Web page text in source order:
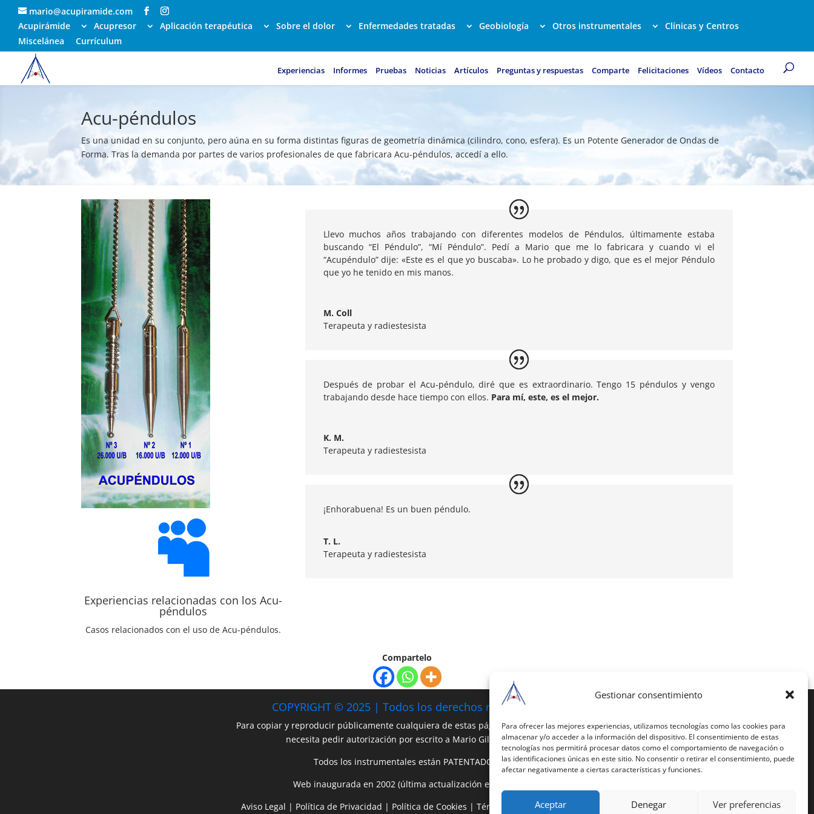
Gestionar consentimiento
Para ofrecer las mejores experiencias, utilizamos tecnologías como las cookies para
almacenar y/o acceder a la información del dispositivo. El consentimiento de estas
tecnologías nos permitirá procesar datos como el comportamiento de navegación o
las identificaciones únicas en este sitio. No consentir o retirar el consentimiento, puede
afectar negativamente a ciertas características y funciones.
Aceptar Denegar Ver preferencias
mario@acupiramide.com
Acupirámide
Acupresor Aplicación terapéutica Sobre el dolor Enfermedades tratadas Geobiología Otros instrumentales
Clínicas y Centros
Miscelánea
Currículum
Experiencias Informes Pruebas Noticias Artículos Preguntas y respuestas Comparte Felicitaciones Vídeos Contacto
Acu-péndulos
Es una unidad en su conjunto, pero aúna en su forma distintas figuras de geometría dinámica (cilindro, cono, esfera). Es un Potente Generador de Ondas de
Forma. Tras la demanda por partes de varios profesionales de que fabricara Acu-péndulos, accedí a ello.

Experiencias relacionadas con los Acu-
péndulos
Casos relacionados con el uso de Acu-péndulos.
Llevo muchos años trabajando con diferentes modelos de Péndulos, últimamente estaba
buscando “El Péndulo”, “Mí Péndulo”. Pedí a Mario que me lo fabricara y cuando vi el
“Acupéndulo” dije: «Este es el que yo buscaba». Lo he probado y digo, que es el mejor Péndulo
que yo he tenido en mis manos.
M. Coll
Terapeuta y radiestesista
Después de probar el Acu-péndulo, diré que es extraordinario. Tengo 15 péndulos y vengo
trabajando desde hace tiempo con ellos. Para mí, este, es el mejor.
K. M.
Terapeuta y radiestesista
¡Enhorabuena! Es un buen péndulo.
T. L.
Terapeuta y radiestesista
Compartelo
COPYRIGHT © 2025 | Todos los derechos reservados
Para copiar y reproducir públicamente cualquiera de estas páginas o parte de ellas,
necesita pedir autorización por escrito a Mario Gil Sánchez.
Todos los instrumentales están PATENTADOS.
Web inaugurada en 2002 (última actualización en 2025).
Aviso Legal | Política de Privacidad | Política de Cookies | Términos y Condiciones